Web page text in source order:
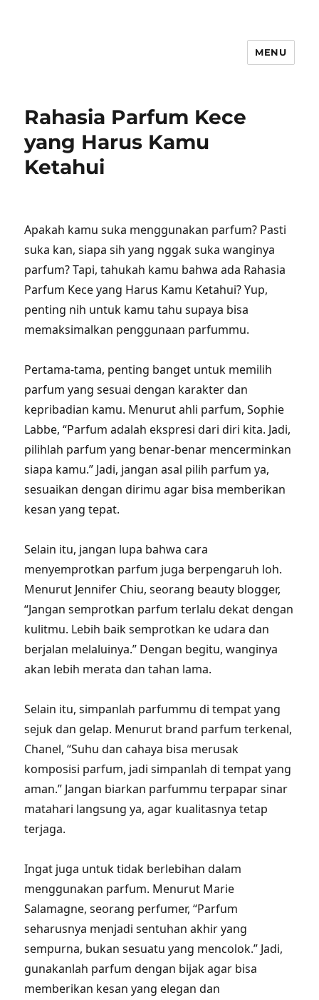
MENU
Rahasia Parfum Kece
yang Harus Kamu
Ketahui
Apakah kamu suka menggunakan parfum? Pasti
suka kan, siapa sih yang nggak suka wanginya
parfum? Tapi, tahukah kamu bahwa ada Rahasia
Parfum Kece yang Harus Kamu Ketahui? Yup,
penting nih untuk kamu tahu supaya bisa
memaksimalkan penggunaan parfummu.
Pertama-tama, penting banget untuk memilih
parfum yang sesuai dengan karakter dan
kepribadian kamu. Menurut ahli parfum, Sophie
Labbe, “Parfum adalah ekspresi dari diri kita. Jadi,
pilihlah parfum yang benar-benar mencerminkan
siapa kamu.” Jadi, jangan asal pilih parfum ya,
sesuaikan dengan dirimu agar bisa memberikan
kesan yang tepat.
Selain itu, jangan lupa bahwa cara
menyemprotkan parfum juga berpengaruh loh.
Menurut Jennifer Chiu, seorang beauty blogger,
“Jangan semprotkan parfum terlalu dekat dengan
kulitmu. Lebih baik semprotkan ke udara dan
berjalan melaluinya.” Dengan begitu, wanginya
akan lebih merata dan tahan lama.
Selain itu, simpanlah parfummu di tempat yang
sejuk dan gelap. Menurut brand parfum terkenal,
Chanel, “Suhu dan cahaya bisa merusak
komposisi parfum, jadi simpanlah di tempat yang
aman.” Jangan biarkan parfummu terpapar sinar
matahari langsung ya, agar kualitasnya tetap
terjaga.
Ingat juga untuk tidak berlebihan dalam
menggunakan parfum. Menurut Marie
Salamagne, seorang perfumer, “Parfum
seharusnya menjadi sentuhan akhir yang
sempurna, bukan sesuatu yang mencolok.” Jadi,
gunakanlah parfum dengan bijak agar bisa
memberikan kesan yang elegan dan